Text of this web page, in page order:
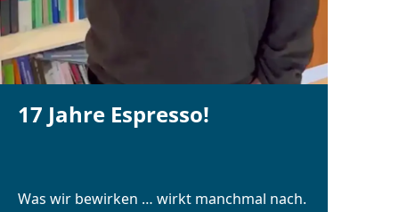
17 Jahre Espresso!
Was wir bewirken … wirkt manchmal nach.